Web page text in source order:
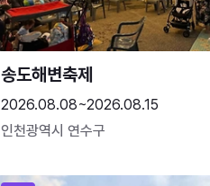
송도해변축제
2026.08.08~2026.08.15
인천광역시 연수구